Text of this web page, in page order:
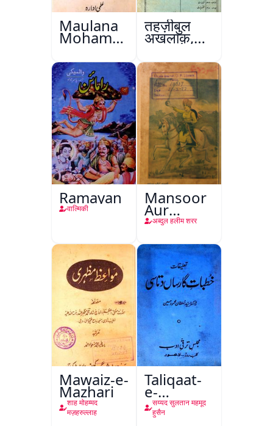
Maulana
Mohammad
Ali Ek
Mutala
तहज़ीबुल
अख़लाक़,
अमृतसर
Ramayan
वाल्मिकी
Mansoor
Aur
Mohina
अब्दुल हलीम शरर
Mawaiz-e-
Mazhari
शाह मोहम्मद
मज़हरुल्लाह
Taliqaat-
e-
Khutbat-
e-Garcin
सय्यद सुलतान महमूद
हुसैन